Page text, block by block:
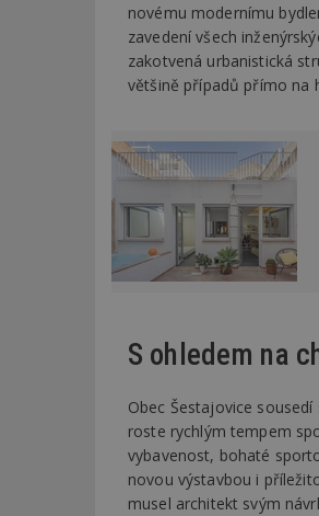
novému modernímu
zavedení všech
zakotvená urbanistická
většině případů přímo na
S ohledem na
Obec Šestajovice
roste rychlým tempem
vybavenost, bohaté
novou výstavbou i
musel architekt svým